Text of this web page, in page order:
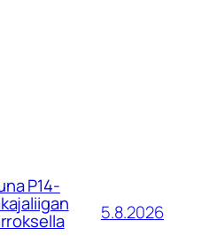
P14-
5.8.2026